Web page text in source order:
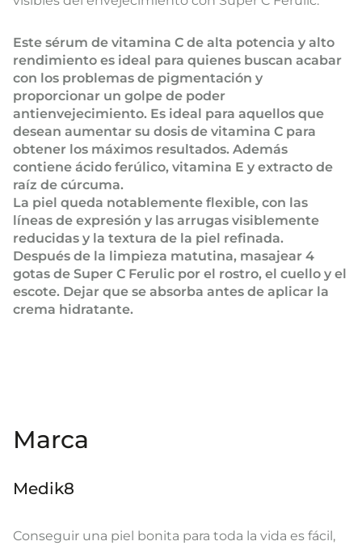
Este sérum de vitamina C de alta potencia y alto
rendimiento es ideal para quienes buscan acabar
con los problemas de pigmentación y
proporcionar un golpe de poder
antienvejecimiento. Es ideal para aquellos que
desean aumentar su dosis de vitamina C para
obtener los máximos resultados. Además
contiene ácido ferúlico, vitamina E y extracto de
raíz de cúrcuma.
La piel queda notablemente flexible, con las
líneas de expresión y las arrugas visiblemente
reducidas y la textura de la piel refinada.
Después de la limpieza matutina, masajear 4
gotas de Super C Ferulic por el rostro, el cuello y el
escote. Dejar que se absorba antes de aplicar la
crema hidratante.
Marca
Medik8
Conseguir una piel bonita para toda la vida es fácil,